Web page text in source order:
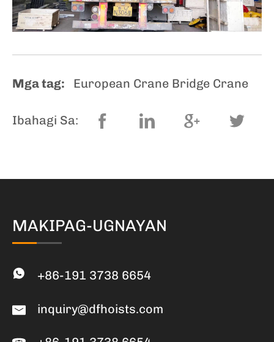
Mga tag: European Crane Bridge Crane
Ibahagi Sa:
MAKIPAG-UGNAYAN
+86-191 3738 6654
inquiry@dfhoists.com